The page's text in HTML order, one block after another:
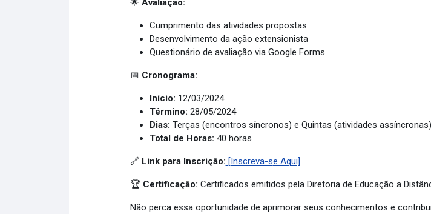
Cumprimento das atividades propostas
Desenvolvimento da ação extensionista
Questionário de avaliação via Google Forms
📅 Cronograma:
Início: 12/03/2024
Término: 28/05/2024
Dias: Terças (encontros síncronos) e Quintas (atividades assíncronas)
Total de Horas: 40 horas
🔗 Link para Inscrição: [Inscreva-se Aqui]
🏆 Certificação: Certificados emitidos pela Diretoria de Educação a
Não perca essa oportunidade de aprimorar seus conhecimentos e